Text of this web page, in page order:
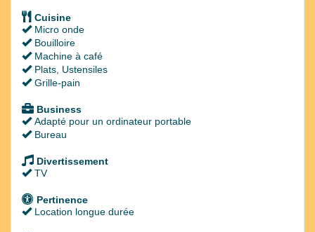
Cuisine
Micro onde
Bouilloire
Machine à café
Plats, Ustensiles
Grille-pain
Business
Adapté pour un ordinateur portable
Bureau
Divertissement
TV
Pertinence
Location longue durée